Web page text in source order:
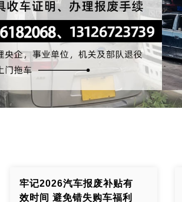
牢记2026汽车报废补贴有
效时间 避免错失购车福利